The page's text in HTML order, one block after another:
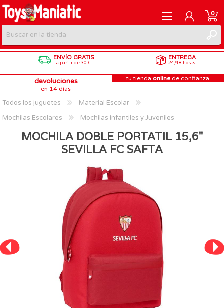
REGISTRARME
INICIAR SESIÓN
0
ENVÍO GRATIS
a partir de 30 €
ENTREGA
24/48 horas
devoluciones
en 14 días
tu tienda online de confianza
Todos los juguetes
Material Escolar
Mochilas Escolares
Mochilas Infantiles y Juveniles
MOCHILA DOBLE PORTATIL 15,6"
SEVILLA FC SAFTA